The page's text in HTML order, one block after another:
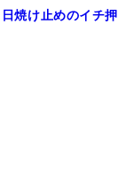
日焼け止めのイチ